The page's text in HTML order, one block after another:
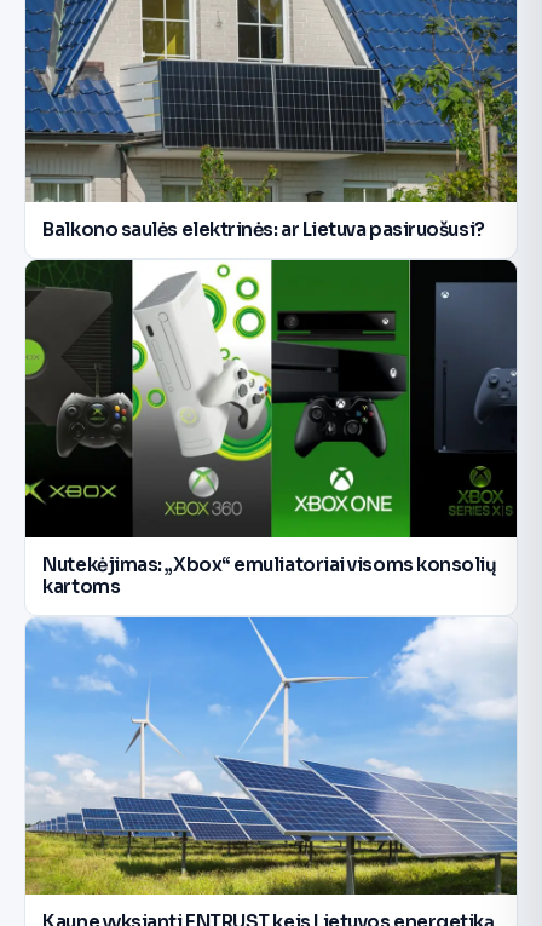
Balkono saulės elektrinės: ar Lietuva pasiruošusi?
Nutekėjimas: „Xbox“ emuliatoriai visoms konsolių
kartoms